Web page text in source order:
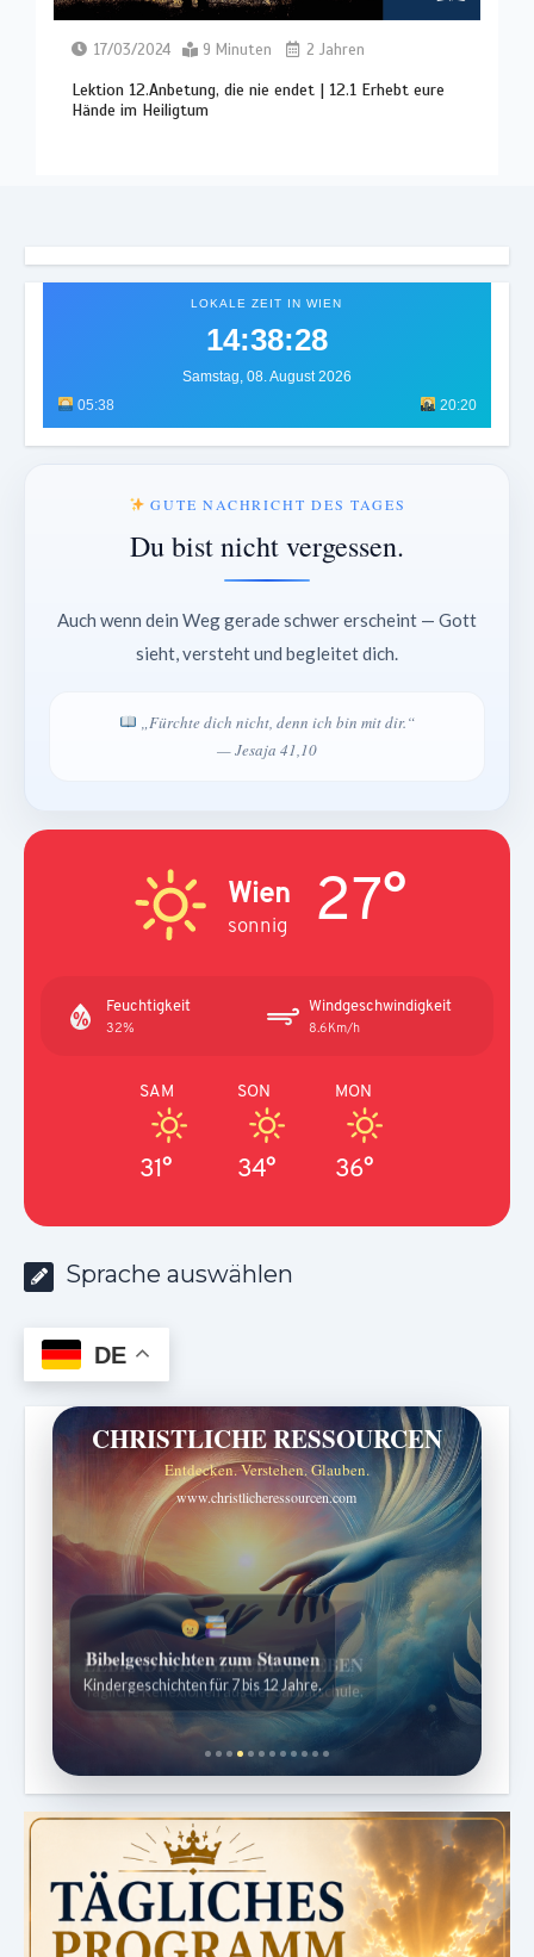
17/03/2024 9 Minuten 2 Jahren
Lektion 12.Anbetung, die nie endet | 12.1 Erhebt eure
Hände im Heiligtum
LOKALE ZEIT IN WIEN
14:38:32
Samstag, 08. August 2026
05:38
20:20
GUTE NACHRICHT DES TAGES
Du bist nicht vergessen.
Auch wenn dein Weg gerade schwer erscheint — Gott
sieht, versteht und begleitet dich.
„Fürchte dich nicht, denn ich bin mit dir.“
— Jesaja 41,10
Wien
sonnig 27°
Feuchtigkeit
32%
Windgeschwindigkeit
8.6Km/h
SAM
31°
SON
34°
MON
36°
Sprache auswählen
DE
CHRISTLICHE RESSOURCEN
Entdecken. Verstehen. Glauben.
www.christlicheressourcen.com
Bibelgeschichten zum Staunen
Kindergeschichten für 7 bis 12 Jahre.